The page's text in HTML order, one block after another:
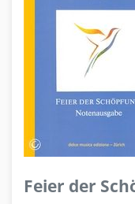
Feier der